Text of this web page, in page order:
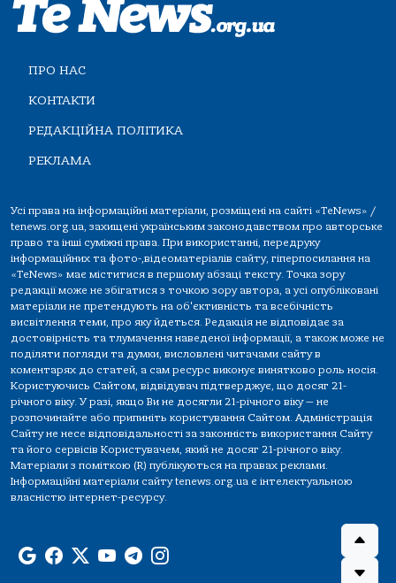
ПРО НАС
КОНТАКТИ
РЕДАКЦІЙНА ПОЛІТИКА
РЕКЛАМА
Усі права на інформаційні матеріали, розміщені на сайті «TeNews» /
tenews.org.ua, захищені українським законодавством про авторське
право та інші суміжні права. При використанні, передруку
інформаційних та фото-,відеоматеріалів сайту, гіперпосилання на
«TeNews» має міститися в першому абзаці тексту. Точка зору
редакції може не збігатися з точкою зору автора, а усі опубліковані
матеріали не претендують на об'єктивність та всебічність
висвітлення теми, про яку йдеться. Редакція не відповідає за
достовірність та тлумачення наведеної інформації, а також може не
поділяти погляди та думки, висловлені читачами сайту в
коментарях до статей, а сам ресурс виконує винятково роль носія.
Користуючись Сайтом, відвідувач підтверджує, що досяг 21-
річного віку. У разі, якщо Ви не досягли 21-річного віку — не
розпочинайте або припиніть користування Сайтом. Адміністрація
Сайту не несе відповідальності за законність використання Сайту
та його сервісів Користувачем, який не досяг 21-річного віку.
Матеріали з поміткою (R) публікуються на правах реклами.
Інформаційні матеріали сайту tenews.org.ua є інтелектуальною
власністю інтернет-ресурсу.